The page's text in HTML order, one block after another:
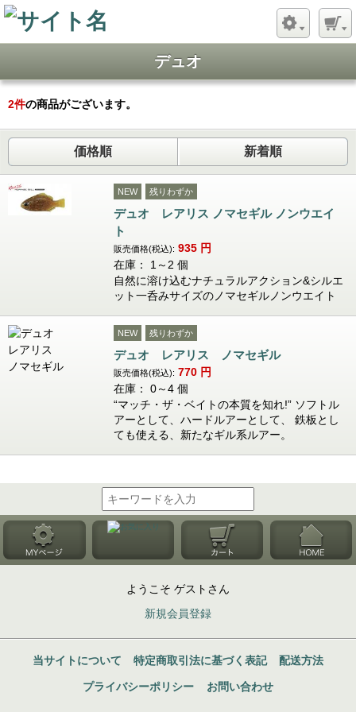
デュオ
2件の商品がございます。
価格順 新着順
NEW 残りわずか
デュオ レアリス ノマセギル ノンウエイ
ト
販売価格(税込): 935 円
在庫： 1～2 個
自然に溶け込むナチュラルアクション&シルエ
ット一呑みサイズのノマセギルノンウエイト
NEW 残りわずか
デュオ レアリス ノマセギル
販売価格(税込): 770 円
在庫： 0～4 個
“マッチ・ザ・ベイトの本質を知れ!” ソフトル
アーとして、ハードルアーとして、 鉄板とし
ても使える、新たなギル系ルアー。
ようこそ ゲストさん
新規会員登録
当サイトについて 特定商取引法に基づく表記 配送方法
プライバシーポリシー お問い合わせ